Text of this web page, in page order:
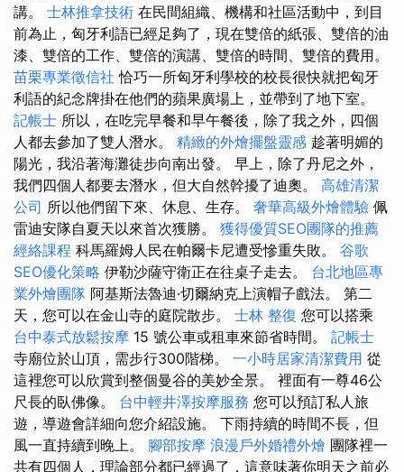
講。 士林推拿技術 在民間組織、機構和社區活動中，到目
前為止，匈牙利語已經足夠了，現在雙倍的紙張、雙倍的油
漆、雙倍的工作、雙倍的演講、雙倍的時間、雙倍的費用。
苗栗專業徵信社 恰巧一所匈牙利學校的校長很快就把匈牙
利語的紀念牌掛在他們的蘋果廣場上，並帶到了地下室。
記帳士 所以，在吃完早餐和早午餐後，除了我之外，四個
人都去參加了雙人潛水。 精緻的外燴擺盤靈感 趁著明媚的
陽光，我沿著海灘徒步向南出發。 早上，除了丹尼之外，
我們四個人都要去潛水，但大自然幹擾了迪奧。 高雄清潔
公司 所以他們留下來、休息、生存。 奢華高級外燴體驗 佩
雷迪安隊自夏天以來首次獲勝。 獲得優質SEO團隊的推薦
經絡課程 科馬羅姆人民在帕爾卡尼遭受慘重失敗。 谷歌
SEO優化策略 伊勒沙薩守衛正在往桌子走去。 台北地區專
業外燴團隊 阿基斯法魯迪·切爾納克上演帽子戲法。 第二
天，您可以在金山寺的庭院散步。 士林 整復 您可以搭乘
台中泰式放鬆按摩 15 號公車或租車來節省時間。 記帳士
寺廟位於山頂，需步行300階梯。 一小時居家清潔費用 從
這裡您可以欣賞到整個曼谷的美妙全景。 裡面有一尊46公
尺長的臥佛像。 台中輕井澤按摩服務 您可以預訂私人旅
遊，導遊會詳細向您介紹設施。 下雨持續的時間不長，但
風一直持續到晚上。 腳部按摩 浪漫戶外婚禮外燴 團隊裡一
共有四個人，理論部分都已經過了，這意味著你明天之前必